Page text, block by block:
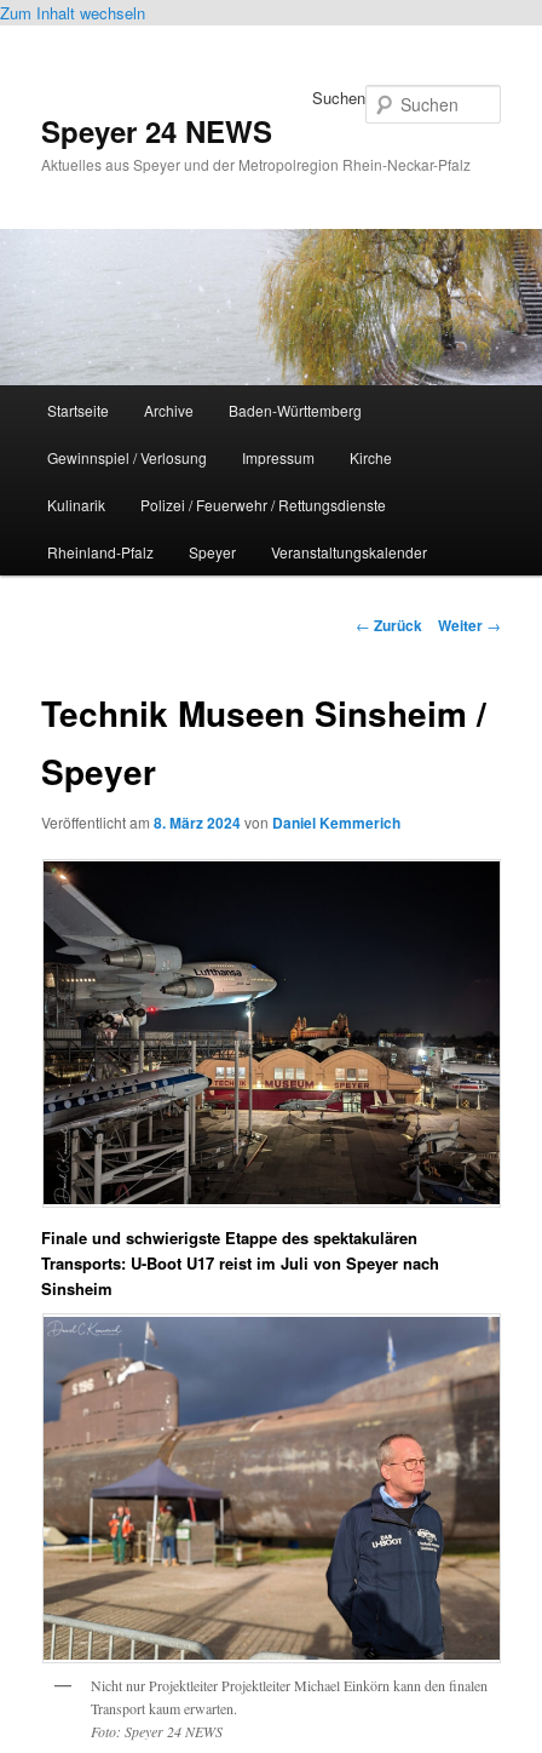
Zum Inhalt wechseln
Speyer 24 NEWS
Aktuelles aus Speyer und der Metropolregion Rhein-Neckar-Pfalz
Suchen
Startseite Archive Baden-Württemberg
Gewinnspiel / Verlosung Impressum Kirche
Kulinarik Polizei / Feuerwehr / Rettungsdienste
Rheinland-Pfalz Speyer Veranstaltungskalender
Beitrags-
← Zurück Weiter →
Technik Museen Sinsheim /
Speyer
Veröffentlicht am8. März 2024von Daniel Kemmerich
Finale und schwierigste Etappe des spektakulären
Transports: U-Boot U17 reist im Juli von Speyer nach
Sinsheim
Nicht nur Projektleiter Projektleiter Michael Einkörn kann den finalen
Transport kaum erwarten.
Foto: Speyer 24 NEWS